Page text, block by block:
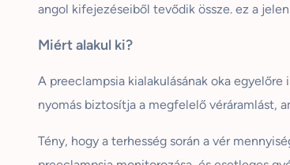
angol kifejezéseiből tevődik össze. ez a
Miért alakul ki?
A preeclampsia kialakulásának oka
nyomás biztosítja a megfelelő véráramlást,
Tény, hogy a terhesség során a vér